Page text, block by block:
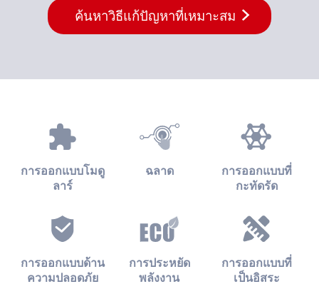
ค้นหาวิธีแก้ปัญหาที่เหมาะสม
การออกแบบโมดู
ลาร์
ฉลาด
การออกแบบที่
กะทัดรัด
การออกแบบด้าน
ความปลอดภัย
การประหยัด
พลังงาน
การออกแบบที่
เป็นอิสระ